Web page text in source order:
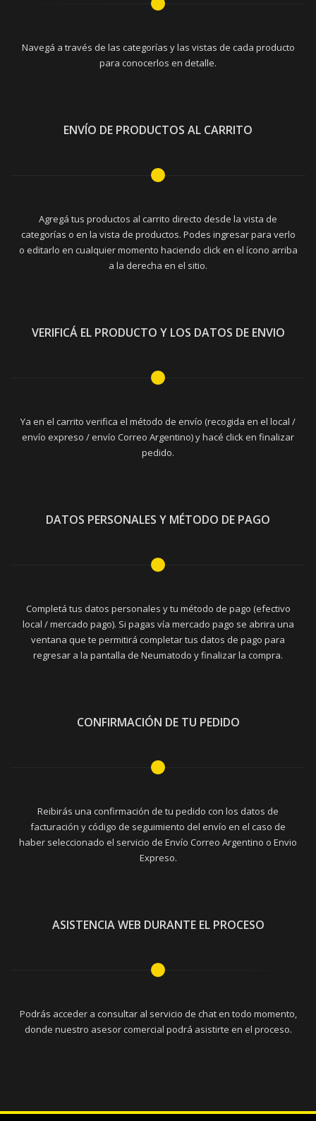
Navegá a través de las categorías y las vistas de cada producto
para conocerlos en detalle.
ENVÍO DE PRODUCTOS AL CARRITO
Agregá tus productos al carrito directo desde la vista de
categorías o en la vista de productos. Podes ingresar para verlo
o editarlo en cualquier momento haciendo click en el ícono arriba
a la derecha en el sitio.
VERIFICÁ EL PRODUCTO Y LOS DATOS DE ENVIO
Ya en el carrito verifica el método de envío (recogida en el local /
envío expreso / envío Correo Argentino) y hacé click en finalizar
pedido.
DATOS PERSONALES Y MÉTODO DE PAGO
Completá tus datos personales y tu método de pago (efectivo
local / mercado pago). Si pagas vía mercado pago se abrira una
ventana que te permitirá completar tus datos de pago para
regresar a la pantalla de Neumatodo y finalizar la compra.
CONFIRMACIÓN DE TU PEDIDO
Reibirás una confirmación de tu pedido con los datos de
facturación y código de seguimiento del envío en el caso de
haber seleccionado el servicio de Envío Correo Argentino o Envio
Expreso.
ASISTENCIA WEB DURANTE EL PROCESO
Podrás acceder a consultar al servicio de chat en todo momento,
donde nuestro asesor comercial podrá asistirte en el proceso.